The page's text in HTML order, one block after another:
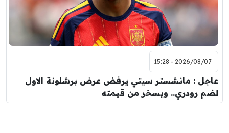
2026/08/07 - 15:28
عاجل : مانشستر سيتي يرفض عرض برشلونة الاول
لضم رودري.. ويسخر من قيمته